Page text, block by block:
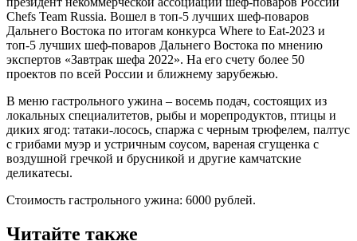
Chefs Team Russia. Вошел в топ-5 лучших шеф-поваров
Дальнего Востока по итогам конкурса Where to Eat-2023 и
топ-5 лучших шеф-поваров Дальнего Востока по мнению
экспертов «Завтрак шефа 2022». На его счету более 50
проектов по всей России и ближнему зарубежью.
В меню гастрольного ужина – восемь подач, состоящих из
локальных специалитетов, рыбы и морепродуктов, птицы и
диких ягод: татаки-лосось, спаржа с черным трюфелем, палтус
с грибами муэр и устричным соусом, вареная сгущенка с
воздушной гречкой и брусникой и другие камчатские
деликатесы.
Стоимость гастрольного ужина: 6000 рублей.
Читайте также